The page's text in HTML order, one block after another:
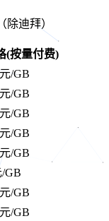
迪拜）
(按量付费)
/GB
/GB
/GB
/GB
/GB
GB
/GB
/GB